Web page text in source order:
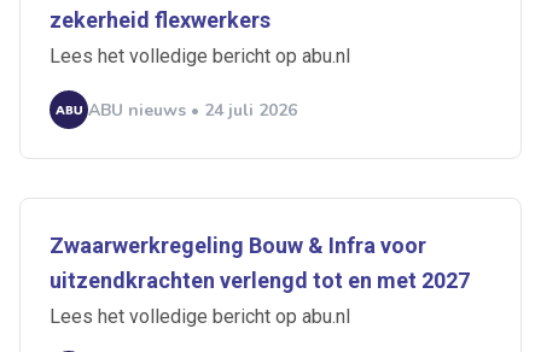
zekerheid flexwerkers
Lees het volledige bericht op abu.nl
ABU nieuws • 24 juli 2026
Zwaarwerkregeling Bouw & Infra voor
uitzendkrachten verlengd tot en met 2027
Lees het volledige bericht op abu.nl